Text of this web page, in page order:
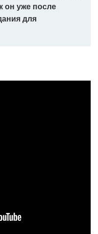
он уже после
для